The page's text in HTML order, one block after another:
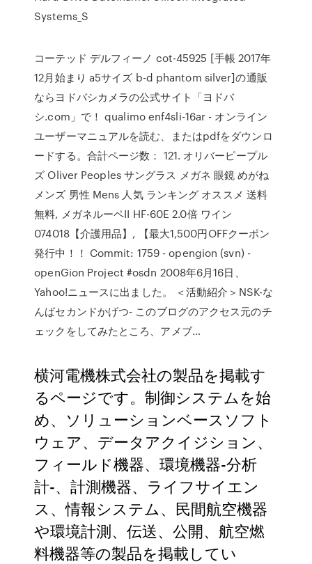
Systems_S
コーテッド デルフィーノ cot-45925 [手帳 2017年
12月始まり a5サイズ b-d phantom silver]の通販
ならヨドバシカメラの公式サイト「ヨドバ
シ.com」で！ qualimo enf4sli-16ar - オンライン
ユーザーマニュアルを読む、またはpdfをダウンロ
ードする。合計ページ数： 121. オリバーピープル
ズ Oliver Peoples サングラス メガネ 眼鏡 めがね
メンズ 男性 Mens 人気 ランキング オススメ 送料
無料, メガネルーペII HF-60E 2.0倍 ワイン
074018【介護用品】, 【最大1,500円OFFクーポン
発行中！！ Commit: 1759 - opengion (svn) -
openGion Project #osdn 2008年6月16日、
Yahoo!ニュースに出ました。 ＜活動紹介＞NSK-な
んばセカンドかげつ- このブログのアクセス元のチ
ェックをしてみたところ、アメブ…
横河電機株式会社の製品を掲載す
るページです。制御システムを始
め、ソリューションベースソフト
ウェア、データアクイジション、
フィールド機器、環境機器-分析
計-、計測機器、ライフサイエン
ス、情報システム、民間航空機器
や環境計測、伝送、公開、航空燃
料機器等の製品を掲載してい